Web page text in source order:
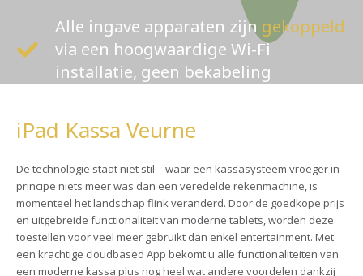
Alle ingave apparaten zijn gekoppeld
via een hoogwaardige Wi-Fi
installatie, geen bekabeling
iPad Kassa Veurne
De technologie staat niet stil – waar een kassasysteem vroeger in
principe niets meer was dan een veredelde rekenmachine, is
momenteel het landschap flink veranderd. Door de goedkope prijs
en uitgebreide functionaliteit van moderne tablets, worden deze
toestellen voor veel meer gebruikt dan enkel entertainment. Met
een krachtige cloudbased App bekomt u alle functionaliteiten van
een moderne kassa plus nog heel wat andere voordelen dankzij